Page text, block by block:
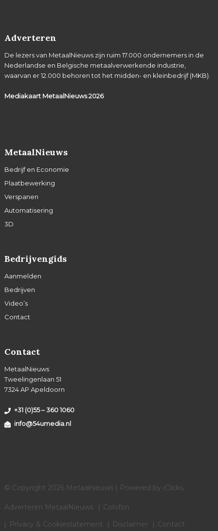
Adverteren
De lezers van MetaalNieuws zijn ruim 17.000 ondernemers in de
Nederlandse en Belgische metaalverwerkende industrie,
waarvan er 12.000 behoren tot het midden- en kleinbedrijf (MKB).
Mediakaart MetaalNieuws2026
MetaalNieuws
Bedrijf en Economie
Plaatbewerking
Verspanen
Automatisering
3D
Bedrijvengids
Aanmelden
Bedrijven
Video’s
Contact
Contact
MetaalNieuws
Tweelingenlaan 51
7324 AP Apeldoorn
+31 (0)55 – 360 1060
info@54umedia.nl
© Copyright 2026 Metaalnieuws | Powered by iClicks
Adverteren MetaalNieuws
Colofon
Privacy & Cookiestatement
Disclaimer Contact